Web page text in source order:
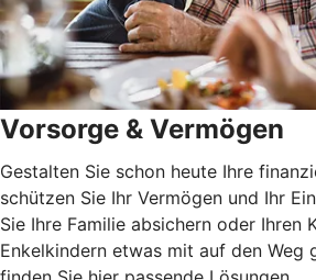
Vorsorge & Vermögen
Gestalten Sie schon heute Ihre
schützen Sie Ihr Vermögen und Ihr
Sie Ihre Familie absichern oder Ihren
Enkelkindern etwas mit auf den Weg